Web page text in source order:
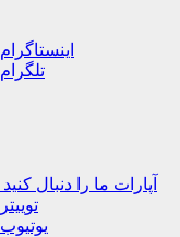
اینستاگرام
تلگرام
آپارات ما را دنبال کنید
توییتر
یوتیوب